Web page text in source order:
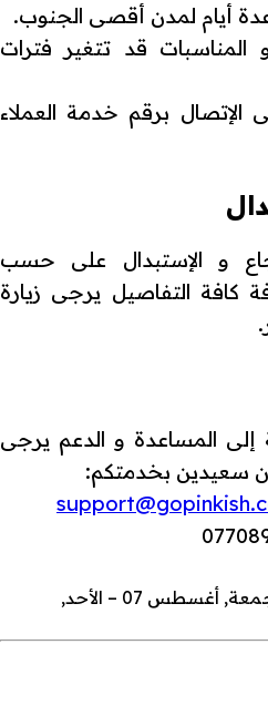
أيام لمدن أقصى الجنوب.
المناسبات قد تتغير فترات
برقم خدمة العملاء
و الإستبدال على حسب
كافة التفاصيل يرجى زيارة
المساعدة و الدعم يرجى
سعيدين بخدمتكم:
الجمعة, أغسطس 07 – الأحد,